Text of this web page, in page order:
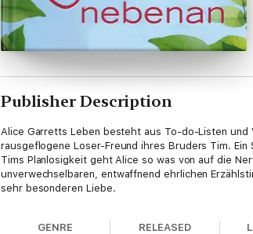
Publisher Description
Alice Garretts Leben besteht aus To-do-Listen
rausgeflogene Loser-Freund ihres Bruders Tim.
Tims Planlosigkeit geht Alice so was von auf die
unverwechselbaren, entwaffnend ehrlichen
sehr besonderen Liebe.
GENRE RELEASED